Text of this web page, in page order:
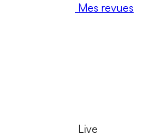
Mes revues
Live